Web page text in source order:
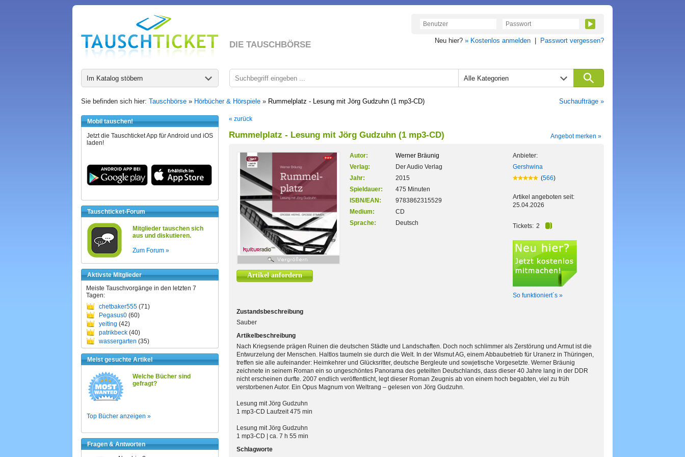
DIE TAUSCHBÖRSE Neu hier? » Kostenlos anmelden Passwort vergessen?
Im Katalog stöbern Alle Kategorien
Sie befinden sich hier: Tauschbörse » Hörbücher & Hörspiele » Rummelplatz - Lesung mit Jörg Gudzuhn (1 mp3-CD) Suchaufträge »
Mobil tauschen!
Jetzt die Tauschticket App für Android und iOS
laden!
Tauschticket-Forum
Mitglieder tauschen sich
aus und diskutieren.
Zum Forum »
Aktivste Mitglieder
Meiste Tauschvorgänge in den letzten 7
Tagen:
chetbaker555 (71)
Pegasus0 (60)
yeiting (42)
patrikbeck (40)
wassergarten (35)
Meist gesuchte Artikel
Welche Bücher sind
gefragt?
Top Bücher anzeigen »
Fragen & Antworten
« zurück
Rummelplatz - Lesung mit Jörg Gudzuhn (1 mp3-CD) Angebot merken »
Artikel anfordern
Autor:
Werner Bräunig
Verlag:
Der Audio Verlag
Jahr:
2015
Spieldauer:
475 Minuten
ISBN/EAN:
9783862315529
Medium:
CD
Sprache:
Deutsch
Anbieter:
Gershwina
(566)
Artikel angeboten seit:
25.04.2026
Tickets: 2
So funktioniert´s »
Zustandsbeschreibung
Sauber
Artikelbeschreibung
Nach Kriegsende prägen Ruinen die deutschen Städte und Landschaften. Doch noch schlimmer als Zerstörung und Armut ist die
Entwurzelung der Menschen. Haltlos taumeln sie durch die Welt. In der Wismut AG, einem Abbaubetrieb für Uranerz in Thüringen,
treffen sie alle aufeinander: Heimkehrer und Glücksritter, deutsche Bergleute und sowjetische Vorgesetzte. Werner Bräunig
zeichnete in seinem Roman ein so ungeschöntes Panorama des geteilten Deutschlands, dass dieser 40 Jahre lang in der DDR
nicht erscheinen durfte. 2007 endlich veröffentlicht, legt dieser Roman Zeugnis ab von einem hoch begabten, viel zu früh
verstorbenen Autor. Ein Opus Magnum von Weltrang – gelesen von Jörg Gudzuhn.
Lesung mit Jörg Gudzuhn
1 mp3-CD Laufzeit 475 min
Lesung mit Jörg Gudzuhn
1 mp3-CD | ca. 7 h 55 min
Schlagworte